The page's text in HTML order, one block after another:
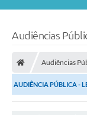
Audiências
Audiências
AUDIÊNCIA PÚBLICA -